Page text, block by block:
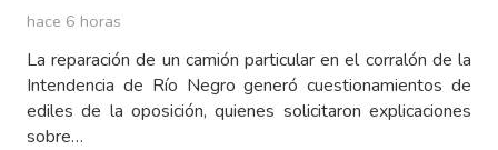
hace 6 horas
La reparación de un camión particular en el corralón de la
Intendencia de Río Negro generó cuestionamientos de
ediles de la oposición, quienes solicitaron explicaciones
sobre…